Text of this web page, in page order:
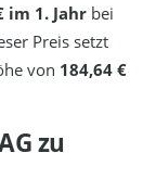
im 1. Jahr bei
Preis setzt
von 184,64 €
zu